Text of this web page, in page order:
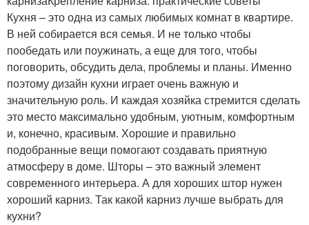
Кухня – это одна из самых любимых комнат в квартире.
В ней собирается вся семья. И не только чтобы
пообедать или поужинать, а еще для того, чтобы
поговорить, обсудить дела, проблемы и планы. Именно
поэтому дизайн кухни играет очень важную и
значительную роль. И каждая хозяйка стремится сделать
это место максимально удобным, уютным, комфортным
и, конечно, красивым. Хорошие и правильно
подобранные вещи помогают создавать приятную
атмосферу в доме. Шторы – это важный элемент
современного интерьера. А для хороших штор нужен
хороший карниз. Так какой карниз лучше выбрать для
кухни?